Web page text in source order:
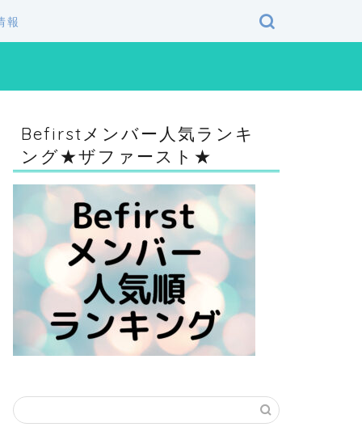
報
Befirstメンバー人気ランキ
ング★ザファースト★